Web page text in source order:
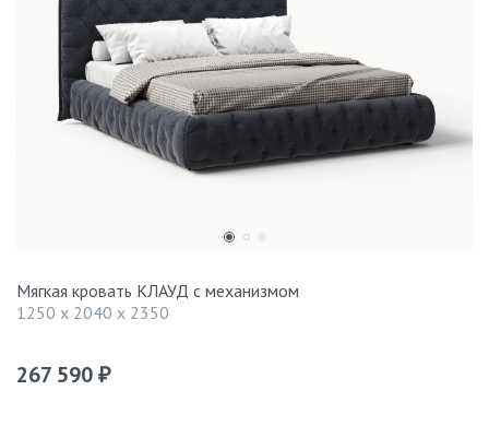
Мягкая кровать КЛАУД с механизмом
1250 x 2040 x 2350
267 590 ₽